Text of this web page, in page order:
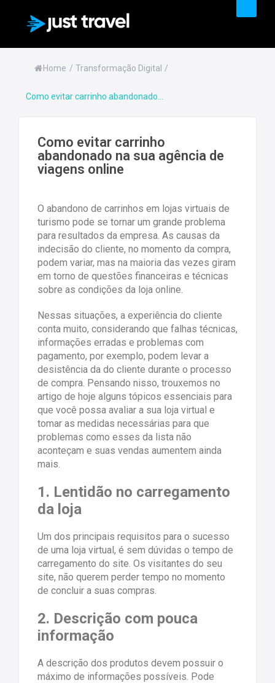
Home / Transformação Digital /
Como evitar carrinho abandonado...
Como evitar carrinho
abandonado na sua agência de
viagens online
O abandono de carrinhos em lojas virtuais de
turismo pode se tornar um grande problema
para resultados da empresa. As causas da
indecisão do cliente, no momento da compra,
podem variar, mas na maioria das vezes giram
em torno de questões financeiras e técnicas
sobre as condições da loja online.
Nessas situações, a experiência do cliente
conta muito, considerando que falhas técnicas,
informações erradas e problemas com
pagamento, por exemplo, podem levar a
desistência da do cliente durante o processo
de compra. Pensando nisso, trouxemos no
artigo de hoje alguns tópicos essenciais para
que você possa avaliar a sua loja virtual e
tomar as medidas necessárias para que
problemas como esses da lista não
aconteçam e suas vendas aumentem ainda
mais.
1. Lentidão no carregamento
da loja
Um dos principais requisitos para o sucesso
de uma loja virtual, é sem dúvidas o tempo de
carregamento do site. Os visitantes do seu
site, não querem perder tempo no momento
de concluir a suas compras.
2. Descrição com pouca
informação
A descrição dos produtos devem possuir o
máximo de informações possíveis. Pode